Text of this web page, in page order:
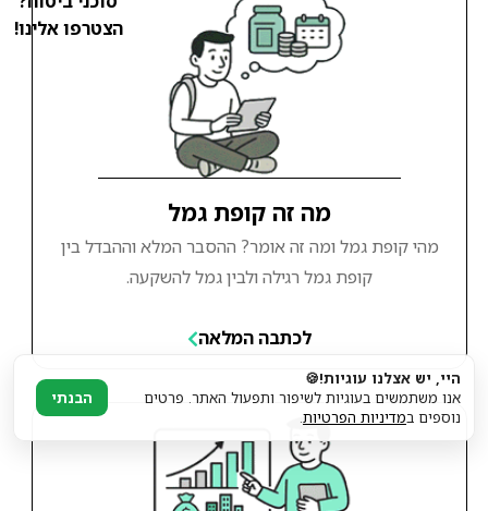
מה זה קופת גמל
מהי קופת גמל ומה זה אומר? ההסבר המלא וההבדל בין
קופת גמל רגילה ולבין גמל להשקעה.
לכתבה המלאה
הצטרפו אלינו!
היי, יש אצלנו עוגיות!🍪
אנו משתמשים בעוגיות לשיפור ותפעול האתר. פרטים
נוספים במדיניות הפרטיות.
הבנתי